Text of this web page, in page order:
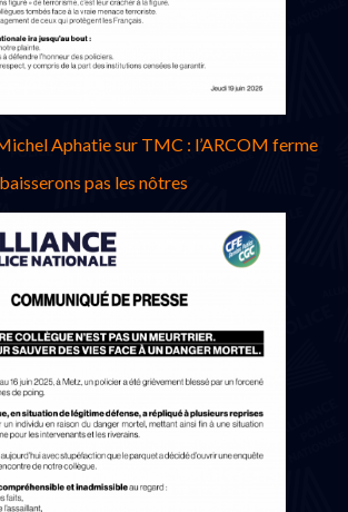
Aphatie sur TMC : l’ARCOM ferme
pas les nôtres